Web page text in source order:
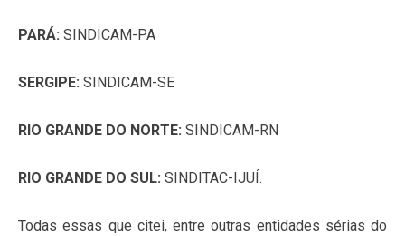
PARÁ: SINDICAM-PA
SERGIPE: SINDICAM-SE
RIO GRANDE DO NORTE: SINDICAM-RN
RIO GRANDE DO SUL: SINDITAC-IJUÍ.
Todas essas que citei, entre outras entidades sérias do